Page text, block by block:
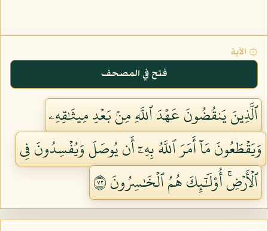
۞ الآية
فتح في المصحف
ٱلَّذِينَ يَنقُضُونَ عَهۡدَ ٱللَّهِ مِنۢ بَعۡدِ مِيثَٰقِهِۦ
وَيَقۡطَعُونَ مَآ أَمَرَ ٱللَّهُ بِهِۦٓ أَن يُوصَلَ وَيُفۡسِدُونَ فِي
ٱلۡأَرۡضِۚ أُوْلَٰٓئِكَ هُمُ ٱلۡخَٰسِرُونَ ٢٧